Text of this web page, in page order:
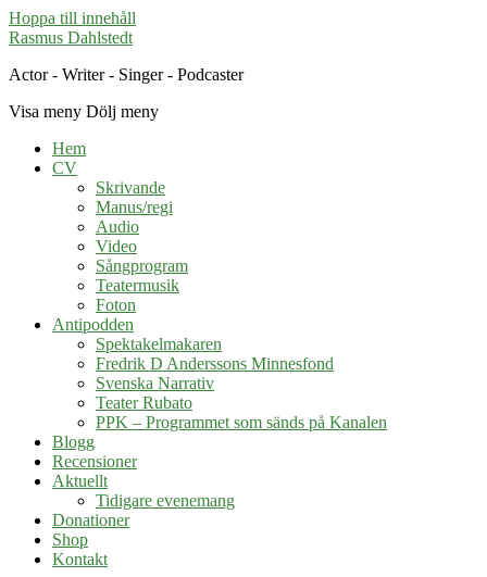
Hoppa till innehåll
Rasmus Dahlstedt
Actor - Writer - Singer - Podcaster
Visa meny Dölj meny
Hem
CV
Skrivande
Manus/regi
Audio
Video
Sångprogram
Teatermusik
Foton
Antipodden
Spektakelmakaren
Fredrik D Anderssons Minnesfond
Svenska Narrativ
Teater Rubato
PPK – Programmet som sänds på Kanalen
Blogg
Recensioner
Aktuellt
Tidigare evenemang
Donationer
Shop
Kontakt